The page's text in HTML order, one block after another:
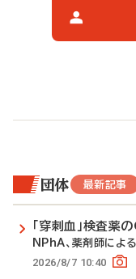
団体 最新記事
「穿刺血」検査薬
NPhA、薬剤師によ
2026/8/7 10:40